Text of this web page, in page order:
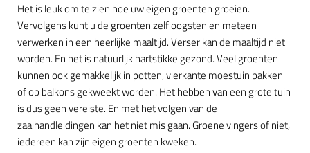
Het is leuk om te zien hoe uw eigen groenten groeien.
Vervolgens kunt u de groenten zelf oogsten en meteen
verwerken in een heerlijke maaltijd. Verser kan de maaltijd niet
worden. En het is natuurlijk hartstikke gezond. Veel groenten
kunnen ook gemakkelijk in potten, vierkante moestuin bakken
of op balkons gekweekt worden. Het hebben van een grote tuin
is dus geen vereiste. En met het volgen van de
zaaihandleidingen kan het niet mis gaan. Groene vingers of niet,
iedereen kan zijn eigen groenten kweken.